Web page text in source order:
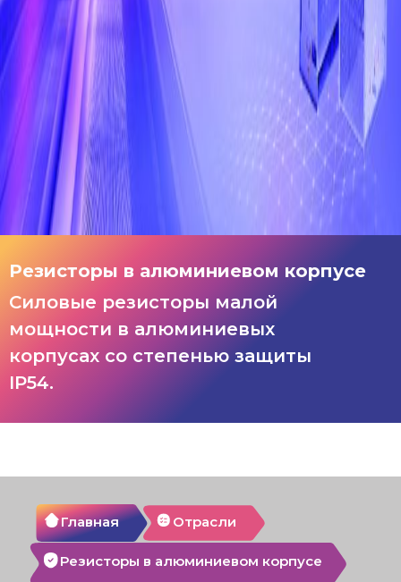
Резисторы в алюминиевом корпусе
Силовые резисторы малой
мощности в алюминиевых
корпусах со степенью защиты
IP54.
Главная Отрасли
Резисторы в алюминиевом корпусе